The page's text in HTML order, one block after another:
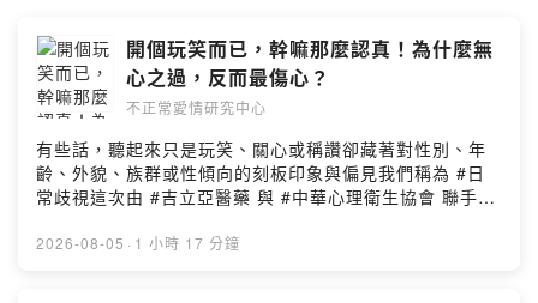
xlovemailbox@gmail.com
▸▸Youtube 頻道
https://reurl.cc/R0ZYEn
▸▸ 黃豪平 Youtube頻道
https://pse.is/THQ7A
▸▸ 黃豪平 FB
▸▸ 劉宇珊 FB
開個玩笑而已，幹嘛那麼認真！為什麼無
心之過，反而最傷心？
不正常愛情研究中心
有些話，聽起來只是玩笑、關心或稱讚卻藏著對性別、年
齡、外貌、族群或性傾向的刻板印象與偏見我們稱為 #日
常歧視這次由 #吉立亞醫藥 與 #中華心理衛生協會 聯手推
語，其實都默默餵養著「日常歧獸」牠無所不在，可能出
2026-08-05 · 1 小時 17 分鐘